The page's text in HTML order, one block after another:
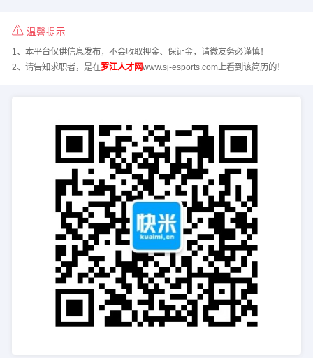
温馨提示
1、本平台仅供信息发布，不会收取押金、保证金，请微友务必谨慎！
2、请告知求职者，是在罗江人才网www.sj-esports.com上看到该简历的！